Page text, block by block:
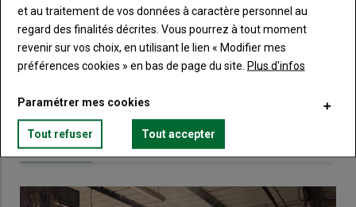
BodyChoisissez votre formule et créez votre
compte pour accéder à tout Terre de
Touraine.
VOUS AIMEREZ AUSSI
et au traitement de vos données à caractère personnel au
regard des finalités décrites. Vous pourrez à tout moment
revenir sur vos choix, en utilisant le lien « Modifier mes
préférences cookies » en bas de page du site. Plus d'infos
Paramétrer mes cookies
Tout refuser Tout accepter